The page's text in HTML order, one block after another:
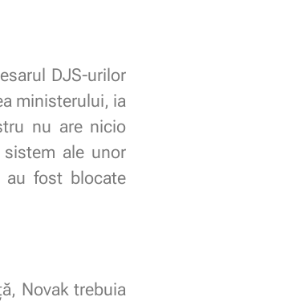
DJS-urilor
ministerului, ia
nu are nicio
ale unor
au fost blocate
Novak trebuia